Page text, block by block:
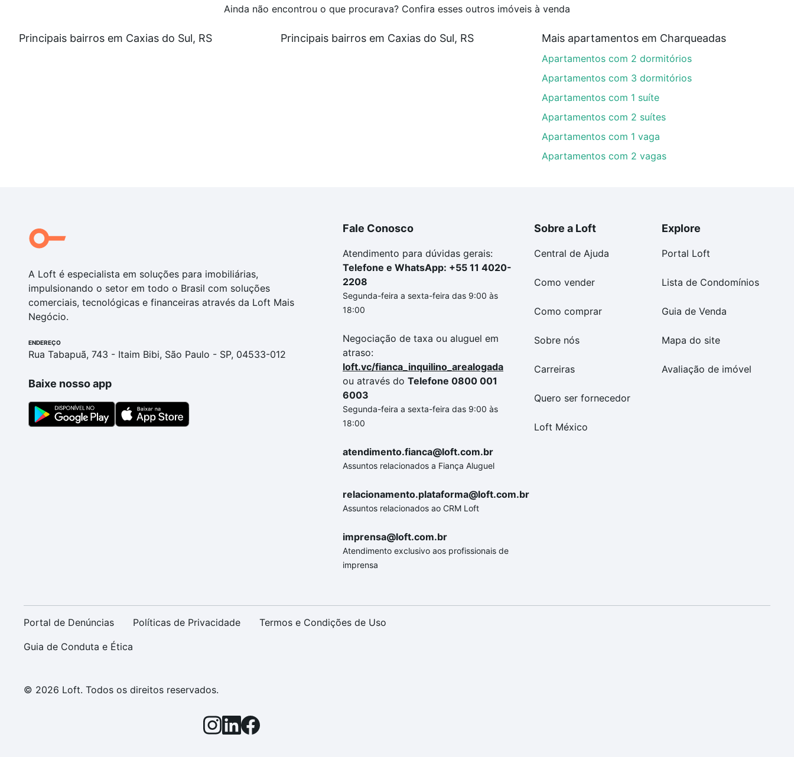
Ainda não encontrou o que procurava? Confira esses outros imóveis à venda
Principais bairros em Caxias do Sul, RS Principais bairros em Caxias do Sul, RS Mais apartamentos em Charqueadas
Apartamentos com 2 dormitórios
Apartamentos com 3 dormitórios
Apartamentos com 1 suíte
Apartamentos com 2 suítes
Apartamentos com 1 vaga
Apartamentos com 2 vagas
A Loft é especialista em soluções para imobiliárias,
impulsionando o setor em todo o Brasil com soluções
comerciais, tecnológicas e financeiras através da Loft Mais
Negócio.
ENDEREÇO
Rua Tabapuã, 743 - Itaim Bibi, São Paulo - SP, 04533-012
Baixe nosso app
Fale Conosco
Atendimento para dúvidas gerais:
Telefone e WhatsApp: +55 11 4020-
2208
Segunda-feira a sexta-feira das 9:00 às
18:00
Negociação de taxa ou aluguel em
atraso:
loft.vc/fianca_inquilino_arealogada
ou através do Telefone 0800 001
6003
Segunda-feira a sexta-feira das 9:00 às
18:00
atendimento.fianca@loft.com.br
Assuntos relacionados a Fiança Aluguel
relacionamento.plataforma@loft.com.br
Assuntos relacionados ao CRM Loft
imprensa@loft.com.br
Atendimento exclusivo aos profissionais de
imprensa
Sobre a Loft
Central de Ajuda
Como vender
Como comprar
Sobre nós
Carreiras
Quero ser fornecedor
Loft México
Explore
Portal Loft
Lista de Condomínios
Guia de Venda
Mapa do site
Avaliação de imóvel
Portal de Denúncias Políticas de Privacidade Termos e Condições de Uso
Guia de Conduta e Ética
© 2026 Loft. Todos os direitos reservados.